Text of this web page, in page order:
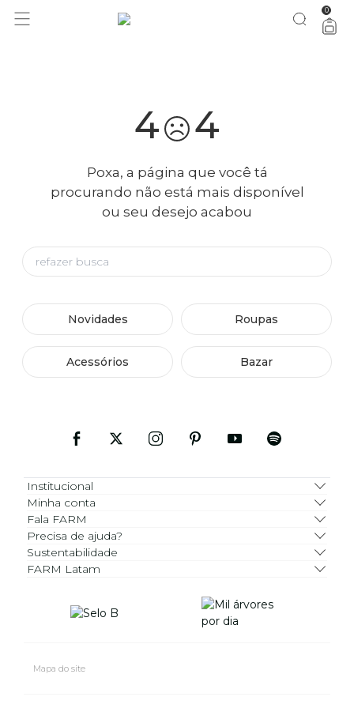
você merece 30% OFF pra comemorar com a gente aproveita! 0
4 4
Poxa, a página que você tá
procurando não está mais disponível
ou seu desejo acabou
Novidades Roupas
Acessórios Bazar
Institucional
Minha conta
Fala FARM
Precisa de ajuda?
Sustentabilidade
FARM Latam
Mapa do site